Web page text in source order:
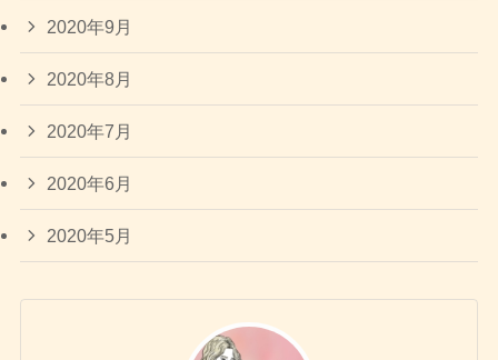
2020年9月
2020年8月
2020年7月
2020年6月
2020年5月